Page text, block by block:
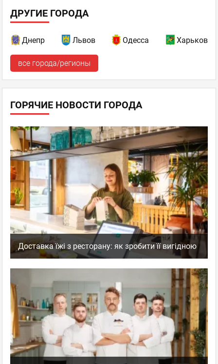
ДРУГИЕ ГОРОДА
Днепр Львов Одесса Харьков
все города/регионы
ГОРЯЧИЕ НОВОСТИ ГОРОДА
Доставка їжі з ресторану: як зробити її вигідною